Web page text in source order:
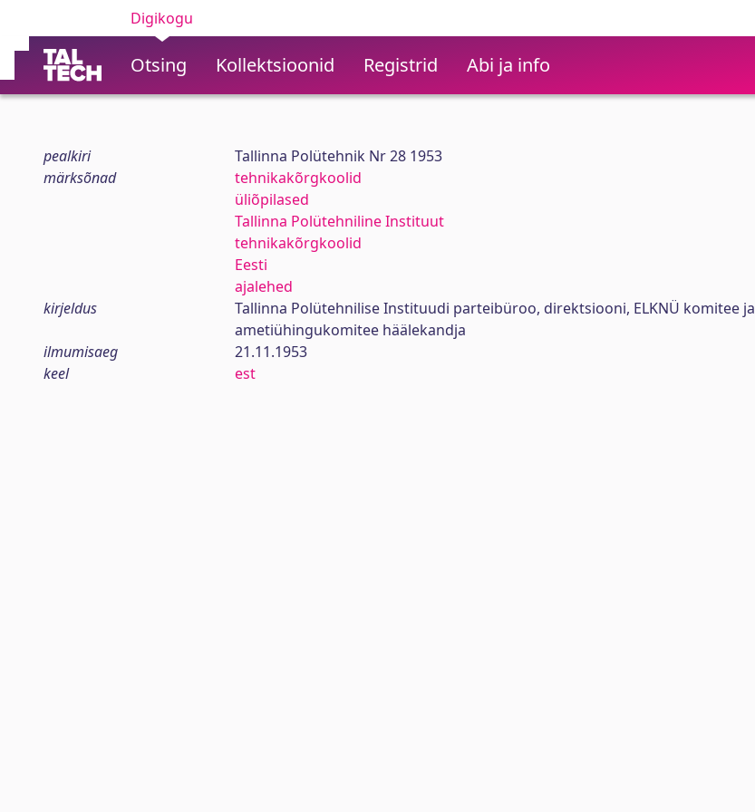
Digikogu
Otsing Kollektsioonid Registrid Abi ja info
pealkiri
Tallinna Polütehnik Nr 28 1953
märksõnad
tehnikakõrgkoolid
üliõpilased
Tallinna Polütehniline Instituut
tehnikakõrgkoolid
Eesti
ajalehed
kirjeldus
Tallinna Polütehnilise Instituudi parteibüroo, direktsiooni, ELKNÜ komitee ja
ametiühingukomitee häälekandja
ilmumisaeg
21.11.1953
keel
est